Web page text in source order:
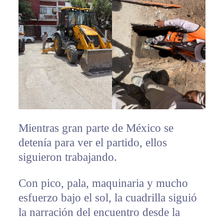
Mientras gran parte de México se
detenía para ver el partido, ellos
siguieron trabajando.
Con pico, pala, maquinaria y mucho
esfuerzo bajo el sol, la cuadrilla siguió
la narración del encuentro desde la